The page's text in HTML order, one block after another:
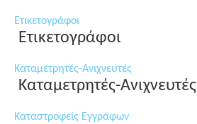
Ετικετογράφοι
Ετικετογράφοι
Καταμετρητές-Ανιχνευτές
Καταμετρητές-Ανιχνευτές
Καταστροφείς Εγγράφων